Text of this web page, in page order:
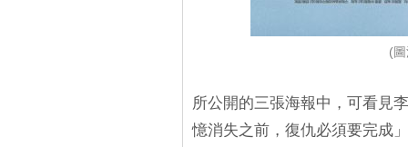
(
所公開的三張海報中，可看見
憶消失之前，復仇必須要完成